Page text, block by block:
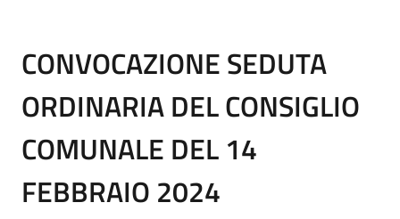
CONVOCAZIONE SEDUTA
ORDINARIA DEL CONSIGLIO
COMUNALE DEL 14
FEBBRAIO 2024